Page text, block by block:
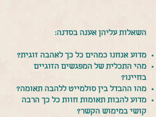
השאלות עליהן אענה בסדנה:
מדוע אנחנו כמהים כל כך לאהבה זוגית?
מהי התכלית של המפגשים הזוגיים
בחיינו?
מהו ההבדל בין סולמייט ללהבה תאומה?
מדוע להבות תאומות חוות כל כך הרבה
קושי במימוש הקשר?